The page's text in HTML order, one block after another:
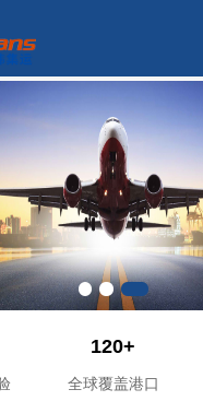
120+
全球覆盖港口